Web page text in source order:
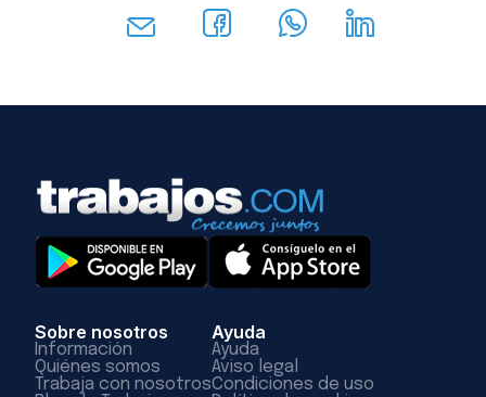
Sobre nosotros
Información
Quiénes somos
Trabaja con nosotros
Ayuda
Ayuda
Aviso legal
Condiciones de uso